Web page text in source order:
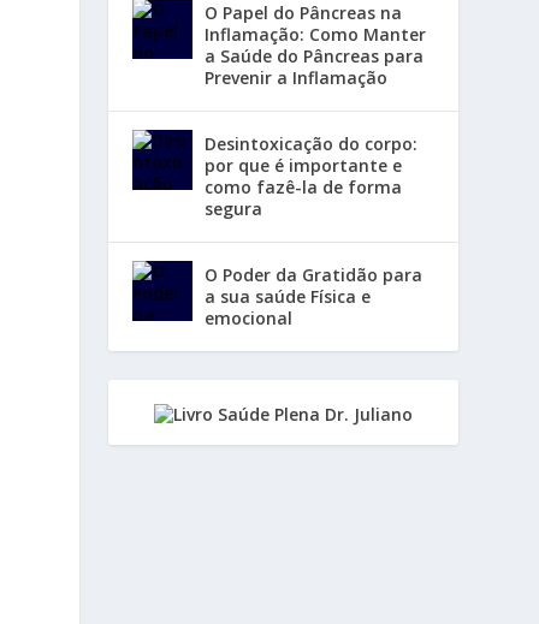
O Papel do Pâncreas na
Inflamação: Como Manter
a Saúde do Pâncreas para
Prevenir a Inflamação
Desintoxicação do corpo:
por que é importante e
como fazê-la de forma
segura
O Poder da Gratidão para
a sua saúde Física e
emocional